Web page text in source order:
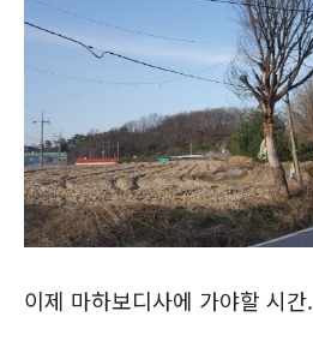
이제 마하보디사에 가야할 시간.